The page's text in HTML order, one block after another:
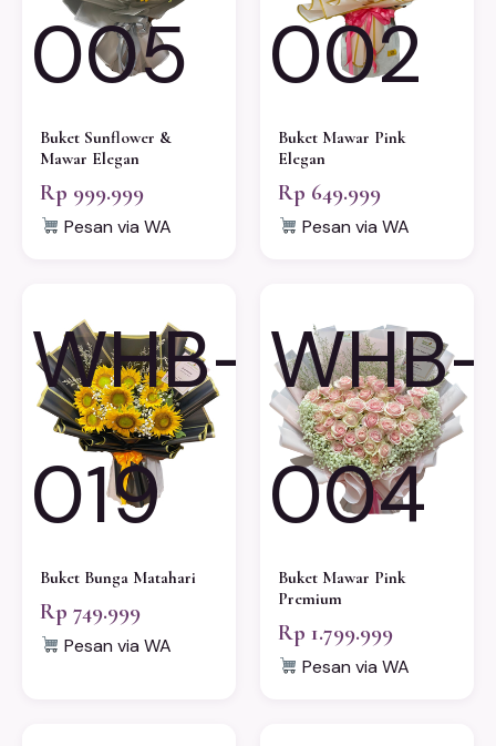
005
Buket Sunflower &
Mawar Elegan
Rp 999.999
Pesan via WA
002
Buket Mawar Pink
Elegan
Rp 649.999
Pesan via WA
WHB-
019
Buket Bunga Matahari
Rp 749.999
Pesan via WA
WHB-
004
Buket Mawar Pink
Premium
Rp 1.799.999
Pesan via WA